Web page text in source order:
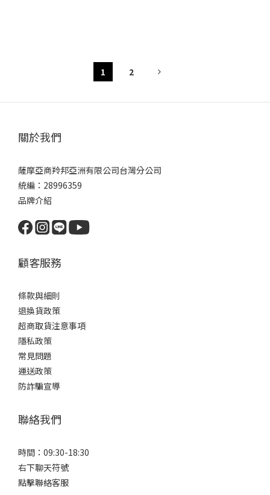
1 2
關於我們
薩摩亞商羚邦亞洲有限公司台灣分公司
統編：28996359
品牌介紹
顧客服務
條款與細則
退換貨政策
超商取貨注意事項
隱私政策
常見問題
運送政策
防詐騙宣導
聯絡我們
時間：09:30-18:30
右下聊天符號
點擊聯絡客服